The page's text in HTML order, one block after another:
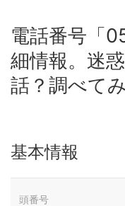
電話番号「
細情報。迷
話？調べて
基本情報
頭番号